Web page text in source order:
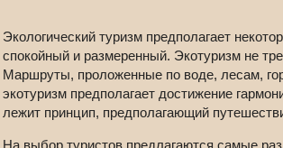
Экологический туризм предполагает
спокойный и размеренный. Экотуризм не
Маршруты, проложенные по воде, лесам,
экотуризм предполагает достижение
лежит принцип, предполагающий
На выбор туристов предлагаются самые